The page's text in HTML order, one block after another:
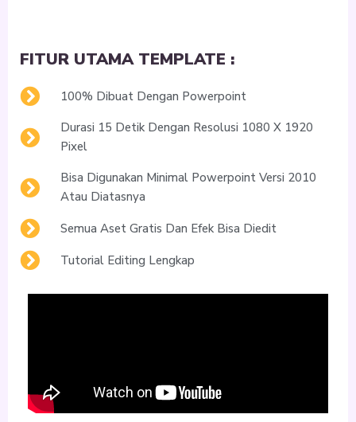
FITUR UTAMA TEMPLATE :
100% Dibuat Dengan Powerpoint
Durasi 15 Detik Dengan Resolusi 1080 X 1920
Pixel
Bisa Digunakan Minimal Powerpoint Versi 2010
Atau Diatasnya
Semua Aset Gratis Dan Efek Bisa Diedit
Tutorial Editing Lengkap